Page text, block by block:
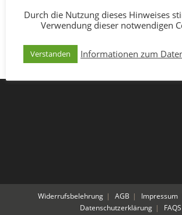
[tribe_events]
Widerrufsbelehrung AGB Impressum
Datenschutzerklärung
FAQS
Durch die Nutzung dieses Hinweises
Verwendung dieser notwendigen
Verstanden Informationen zum